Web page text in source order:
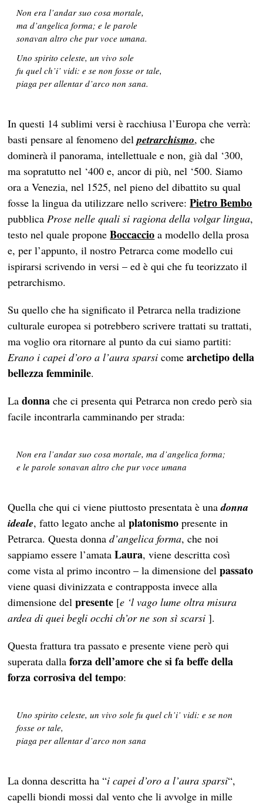
Non era l’andar suo cosa mortale,
ma d’angelica forma; e le parole
sonavan altro che pur voce umana.
Uno spirito celeste, un vivo sole
fu quel ch’i’ vidi: e se non fosse or tale,
piaga per allentar d’arco non sana.
In questi 14 sublimi versi è racchiusa l’Europa che verrà:
basti pensare al fenomeno delpetrarchismo, che
dominerà il panorama, intellettuale e non, già dal ‘300,
ma sopratutto nel ‘400 e, ancor di più, nel ‘500. Siamo
ora a Venezia, nel 1525, nel pieno del dibattito su qual
fosse la lingua da utilizzare nello scrivere:Pietro Bembo
pubblicaProse nelle quali si ragiona della volgar lingua,
testo nel quale proponeBoccaccio a modello della prosa
e, per l’appunto, il nostro Petrarca come modello cui
ispirarsi scrivendo in versi – ed è qui che fu teorizzato il
petrarchismo.
Su quello che ha significato il Petrarca nella tradizione
culturale europea si potrebbero scrivere trattati su trattati,
ma voglio ora ritornare al punto da cui siamo partiti:
Erano i capei d’oro a l’aura sparsi comearchetipo della
bellezza femminile.
Ladonna che ci presenta qui Petrarca non credo però sia
facile incontrarla camminando per strada:
Non era l’andar suo cosa mortale, ma d’angelica forma;
e le parole sonavan altro che pur voce umana
Quella che qui ci viene piuttosto presentata è unadonna
ideale, fatto legato anche alplatonismo presente in
Petrarca. Questa donnad’angelica forma, che noi
sappiamo essere l’amataLaura, viene descritta così
come vista al primo incontro – la dimensione delpassato
viene quasi divinizzata e contrapposta invece alla
dimensione delpresente [e ‘l vago lume oltra misura
ardea di quei begli occhi ch’or ne son sì scarsi].
Questa frattura tra passato e presente viene però qui
superata dallaforza dell’amore che si fa beffe della
forza corrosiva del tempo:
Uno spirito celeste, un vivo sole fu quel ch’i’ vidi: e se non
fosse or tale,
piaga per allentar d’arco non sana
La donna descritta ha “i capei d’oro a l’aura sparsi“,
capelli biondi mossi dal vento che li avvolge in mille